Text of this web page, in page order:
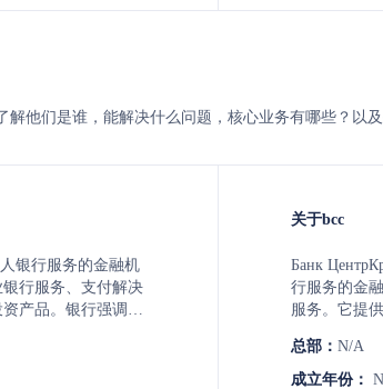
解他们是谁，能解决什么问题，核心业务有哪些？
银行服务的金融机
行服务、支付解决
产品。银行强调客
关于bcc
Банк
行服务的金
服务。它提
储蓄、货币
总部： N/A
成立年份：